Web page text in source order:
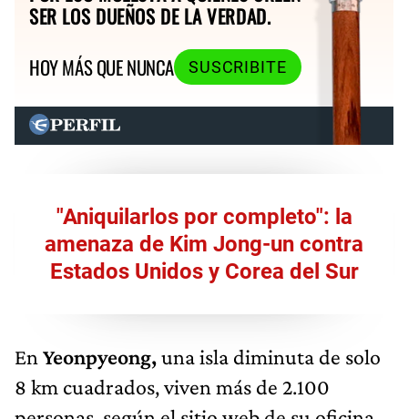
SER LOS DUEÑOS DE LA VERDAD.
HOY MÁS QUE NUNCA
SUSCRIBITE
"Aniquilarlos por completo": la
amenaza de Kim Jong-un contra
Estados Unidos y Corea del Sur
En Yeonpyeong,una isla diminuta de solo
8 km cuadrados, viven más de 2.100